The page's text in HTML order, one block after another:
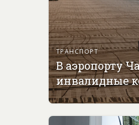
ТРАНСПОРТ
В аэропорту
инвалидные